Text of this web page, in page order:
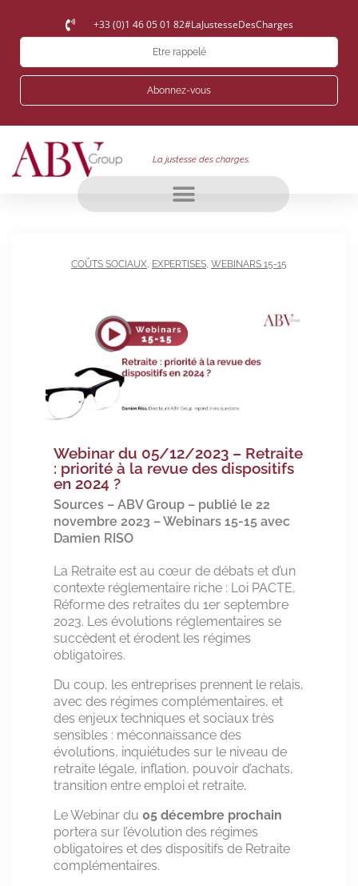
+33 (0)1 46 05 01 82#LaJustesseDesCharges
Etre rappelé
Abonnez-vous
La justesse des charges.
COÛTS SOCIAUX, EXPERTISES, WEBINARS 15-15
Webinar du 05/12/2023 – Retraite
: priorité à la revue des dispositifs
en 2024 ?
Sources – ABV Group – publié le 22
novembre 2023 – Webinars 15-15 avec
Damien RISO
La Retraite est au cœur de débats et d’un
contexte réglementaire riche : Loi PACTE,
Réforme des retraites du 1er septembre
2023. Les évolutions réglementaires se
succèdent et érodent les régimes
obligatoires.
Du coup, les entreprises prennent le relais,
avec des régimes complémentaires, et
des enjeux techniques et sociaux très
sensibles : méconnaissance des
évolutions, inquiétudes sur le niveau de
retraite légale, inflation, pouvoir d’achats,
transition entre emploi et retraite,
Le Webinar du 05 décembre prochain
portera sur l’évolution des régimes
obligatoires et des dispositifs de Retraite
complémentaires.